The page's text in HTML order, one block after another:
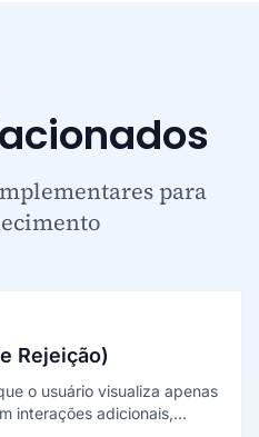
para
Rejeição)
o usuário visualiza apenas
interações adicionais,